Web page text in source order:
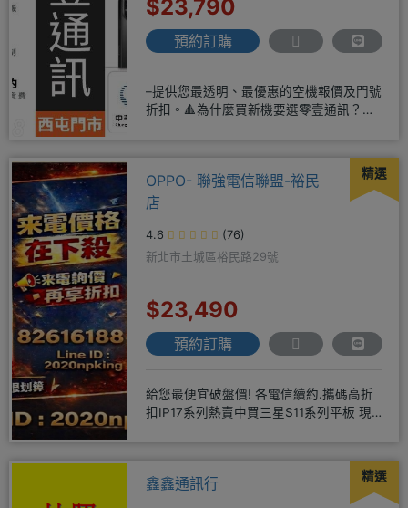
$23,790
預約訂購
–提供您最透明、最優惠的空機報價及門號
折扣。🔺為什麼買新機要選零壹通訊？
精選
OPPO- 聯強電信聯盟-裕民
店
4.6
(76)
新北市土城區裕民路29號
$23,490
預約訂購
給您最便宜破盤價! 各電信續約.攜碼高折
扣IP17系列熱賣中買三星S11系列平板 現
精選
鑫鑫通訊行